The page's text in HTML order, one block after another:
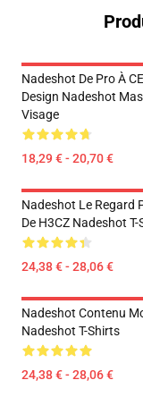
Nadeshot De Pro À
Design Nadeshot
Visage
18,29 € - 20,70 €
Nadeshot Le Regard
De H3CZ Nadeshot T-
24,38 € - 28,06 €
Nadeshot Contenu
Nadeshot T-Shirts
24,38 € - 28,06 €